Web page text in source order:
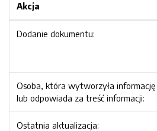
Akcja
Dodanie dokumentu:
Osoba, która wytworzyła informację
lub odpowiada za treść informacji:
Ostatnia aktualizacja: